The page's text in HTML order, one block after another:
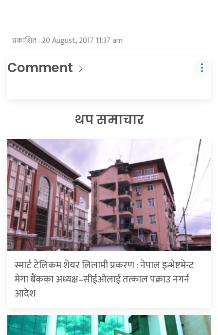
प्रकाशित : 20 August, 2017 11:37 am
Comment
थप समाचार
स्मार्ट टेलिकम शेयर लिलामी प्रकरण : नेपाल इन्भेष्टमेन्ट
मेगा बैंकका अध्यक्ष–सीईओलाई तत्काल पक्राउ नगर्न
आदेश